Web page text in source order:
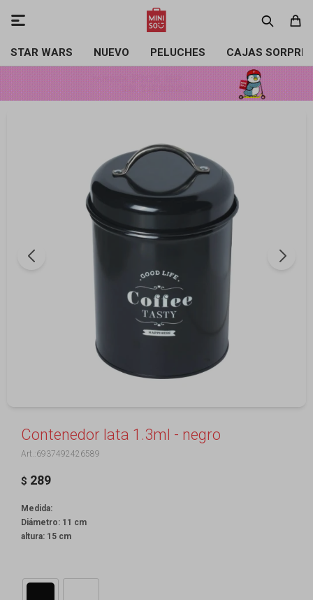
STAR WARS NUEVO PELUCHES CAJAS

Contenedor lata 1.3ml - negro
6937492426589
$ 289
Medida:
Diámetro: 11 cm
altura: 15 cm